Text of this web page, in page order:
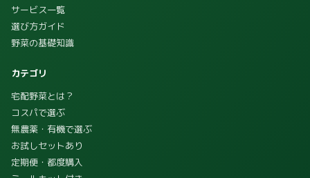
サービス一覧
選び方ガイド
野菜の基礎知識
カテゴリ
宅配野菜とは？
コスパで選ぶ
無農薬・有機で選ぶ
お試しセットあり
定期便・都度購入